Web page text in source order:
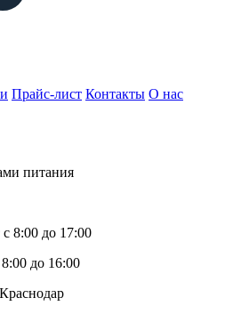
Прайс-лист Контакты О нас
питания
8:00 до 17:00
до 16:00